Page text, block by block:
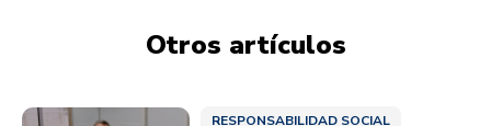
Otros artículos
RESPONSABILIDAD SOCIAL